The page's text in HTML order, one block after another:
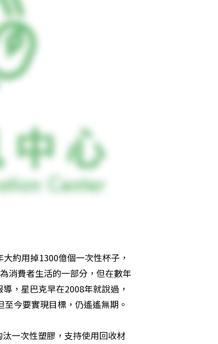
約用掉1300億個一次性杯子，
消費者生活的一部分，但在數年
導，星巴克早在2008年就說過，
今要實現目標，仍遙遙無期。
一次性塑膠，支持使用回收材